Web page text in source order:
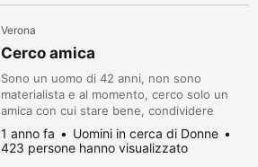
Verona
Cerco amica
Sono un uomo di 42 anni, non sono
materialista e al momento, cerco solo un
amica con cui stare bene, condividere
momenti piacevoli insieme, una semplice
camminata con due chiacchiere, un uscita in
montagna, una semplice passeggiata in riva
1 anno fa
Uomini in cerca di Donne
423 persone hanno visualizzato